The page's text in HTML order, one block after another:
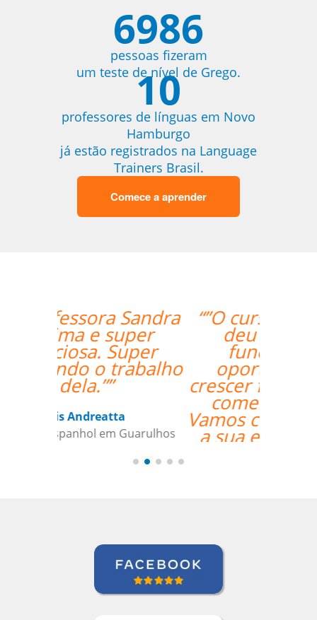
6986
pessoas fizeram
um teste de nível de Grego.
10
professores de línguas em Novo
Hamburgo
já estão registrados na Language
Trainers Brasil.
Comece a aprender
“”O curso foi ótimo, e
deu aos nossos
funcionários a
oportunidade de
crescer fora do horário
comercial normal.
Vamos continuar a usar
a sua empresa como
um parceiro daqui
para frente””